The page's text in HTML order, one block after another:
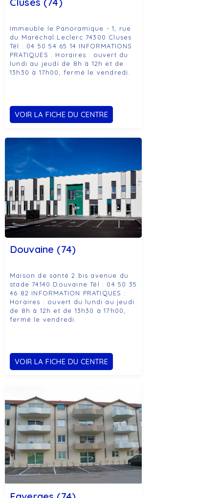
Immeuble le Panoramique - 1, rue
du Maréchal Leclerc 74300 Cluses
Tél : 04 50 54 65 14 INFORMATIONS
PRATIQUES : Horaires : ouvert du
lundi au jeudi de 8h à 12h et de
13h30 à 17h00, fermé le vendredi.
VOIR LA FICHE DU CENTRE
Douvaine (74)
Maison de santé 2 bis avenue du
stade 74140 Douvaine Tél : 04 50 35
46 82 INFORMATION PRATIQUES :
Horaires : ouvert du lundi au jeudi
de 8h à 12h et de 13h30 à 17h00,
fermé le vendredi.
VOIR LA FICHE DU CENTRE